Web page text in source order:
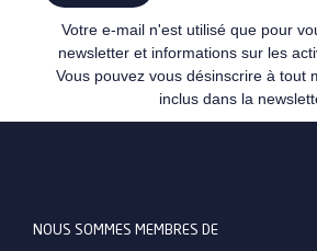
Votre e-mail n'est utilisé que pour
newsletter et informations sur les
Vous pouvez vous désinscrire à tout
inclus dans la
NOUS SOMMES MEMBRES DE